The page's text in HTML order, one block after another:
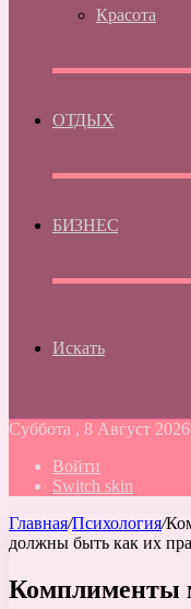
Красота
ОТДЫХ
БИЗНЕС
Искать
Суббота , 8 Август 2026
Войти
Switch skin
Главная/Психология/
должны быть как их
Комплименты